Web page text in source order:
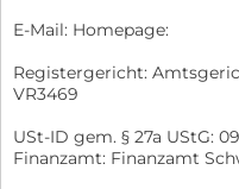
E-Mail: Homepage:
Registergericht:
VR3469
USt-ID gem. § 27a UStG:
Finanzamt: Finanzamt